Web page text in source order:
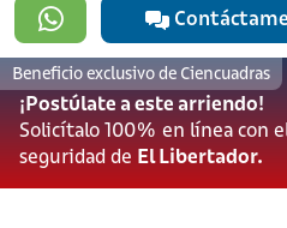
Contáctame
Beneficio exclusivo de Ciencuadras
¡Postúlate a este arriendo!
Solicítalo 100% en línea con
seguridad de El Libertador.
Canales de
Preguntas
Políticas de